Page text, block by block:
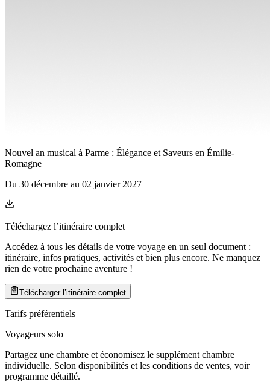
Nouvel an musical à Parme : Élégance et Saveurs en Émilie-
Romagne
Du 30 décembre au 02 janvier 2027
Téléchargez l’itinéraire complet
Accédez à tous les détails de votre voyage en un seul document :
itinéraire, infos pratiques, activités et bien plus encore. Ne manquez
rien de votre prochaine aventure !
Télécharger l’itinéraire complet
Tarifs préférentiels
Voyageurs solo
Partagez une chambre et économisez le supplément chambre
individuelle. Selon disponibilités et les conditions de ventes, voir
programme détaillé.